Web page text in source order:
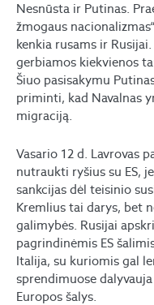
Nesnūsta ir Putinas.
žmogaus
kenkia rusams ir
gerbiamos kiekvienos
Šiuo pasisakymu
priminti, kad Navalnas
migraciją.
Vasario 12 d. Lavrovas
nutraukti ryšius su ES,
sankcijas dėl teisinio
Kremlius tai darys, bet
galimybės. Rusijai
pagrindinėmis ES
Italija, su kuriomis gal
sprendimuose
Europos šalys.